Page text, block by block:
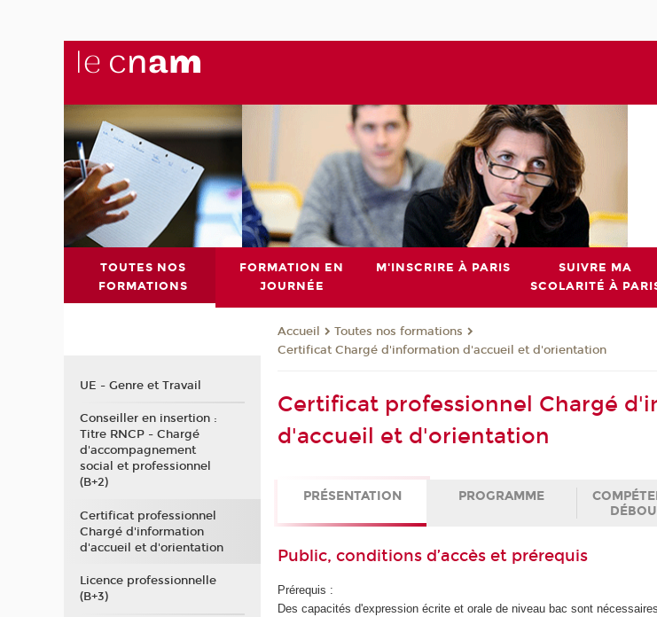
TOUTES NOS
FORMATIONS
FORMATION EN
JOURNÉE
M'INSCRIRE À PARIS
SUIVRE MA
SCOLARITÉ À
Accueil
Toutes nos formations
Certificat Chargé d'information d'accueil et d'orientation
Certificat professionnel Chargé
d'accueil et d'orientation
PRÉSENTATION PROGRAMME
Public, conditions d’accès et prérequis
Prérequis :
Des capacités d'expression écrite et orale de niveau bac sont
UE - Genre et Travail
Conseiller en insertion :
Titre RNCP - Chargé
d'accompagnement
social et professionnel
(B+2)
Certificat professionnel
Chargé d'information
d'accueil et d'orientation
Licence professionnelle
(B+3)